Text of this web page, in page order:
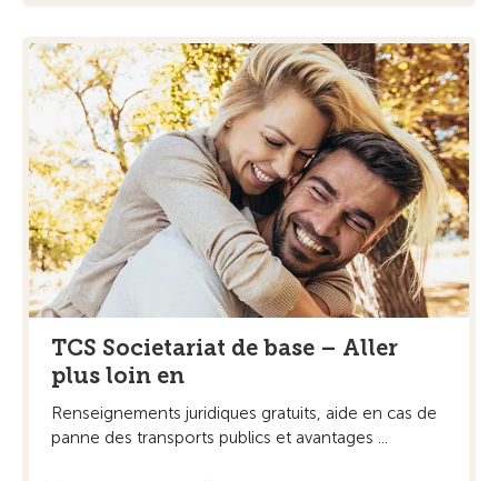
TCS Societariat de base – Aller
plus loin en
Renseignements juridiques gratuits, aide en cas de
panne des transports publics et avantages ...